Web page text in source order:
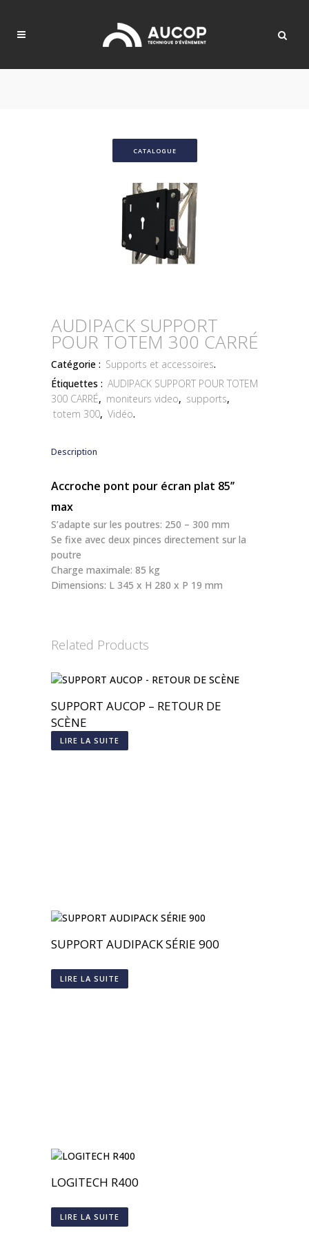
CATALOGUE
AUDIPACK SUPPORT
POUR TOTEM 300 CARRÉ
Catégorie : Supports et accessoires.
Étiquettes : AUDIPACK SUPPORT POUR TOTEM
300 CARRÉ, moniteurs video, supports,
totem 300, Vidéo.
Description
Accroche pont pour écran plat 85’’
max
S’adapte sur les poutres: 250 – 300 mm
Se fixe avec deux pinces directement sur la
poutre
Charge maximale: 85 kg
Dimensions: L 345 x H 280 x P 19 mm
Related Products
SUPPORT AUCOP – RETOUR DE
SCÈNE
LIRE LA SUITE
SUPPORT AUDIPACK SÉRIE 900
LIRE LA SUITE
LOGITECH R400
LIRE LA SUITE